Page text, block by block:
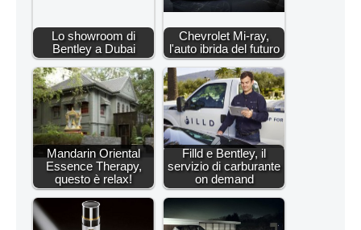
Lo showroom di
Bentley a Dubai
Chevrolet Mi-ray,
l'auto ibrida del futuro
Mandarin Oriental
Essence Therapy,
questo è relax!
Filld e Bentley, il
servizio di carburante
on demand